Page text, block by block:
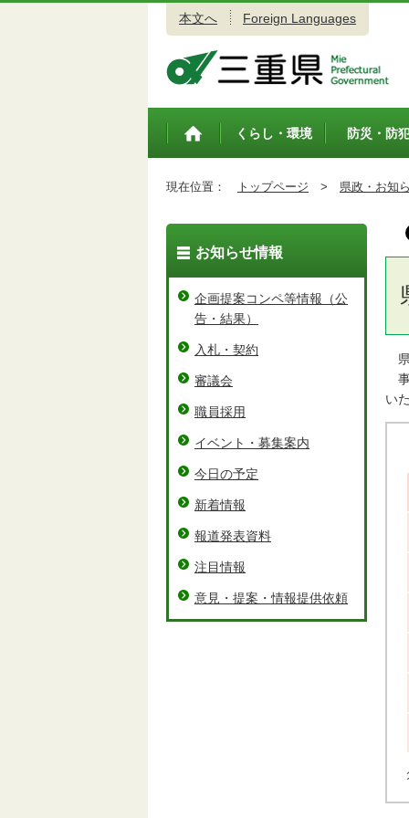
本文へ Foreign Languages
トップペ
くらし・環境 防災・防
現在位置： トップページ > 県政・お知
県
事
い
お知らせ情報
企画提案コンペ等情報（公
告・結果）
入札・契約
審議会
職員採用
イベント・募集案内
今日の予定
新着情報
報道発表資料
注目情報
意見・提案・情報提供依頼